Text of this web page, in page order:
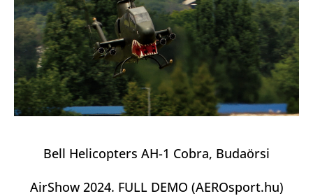
Bell Helicopters AH-1 Cobra, Budaörsi
AirShow 2024. FULL DEMO (AEROsport.hu)